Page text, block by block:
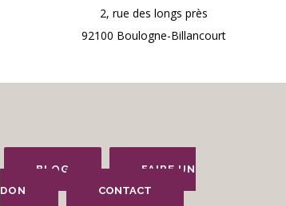
2, rue des longs près
92100 Boulogne-Billancourt
BLOG
FAIRE UN
DON
CONTACT